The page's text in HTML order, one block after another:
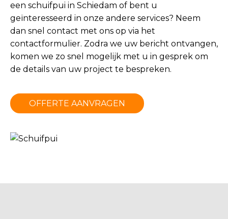
een schuifpui in Schiedam of bent u
geïnteresseerd in onze andere services? Neem
dan snel contact met ons op via het
contactformulier. Zodra we uw bericht ontvangen,
komen we zo snel mogelijk met u in gesprek om
de details van uw project te bespreken.
OFFERTE AANVRAGEN